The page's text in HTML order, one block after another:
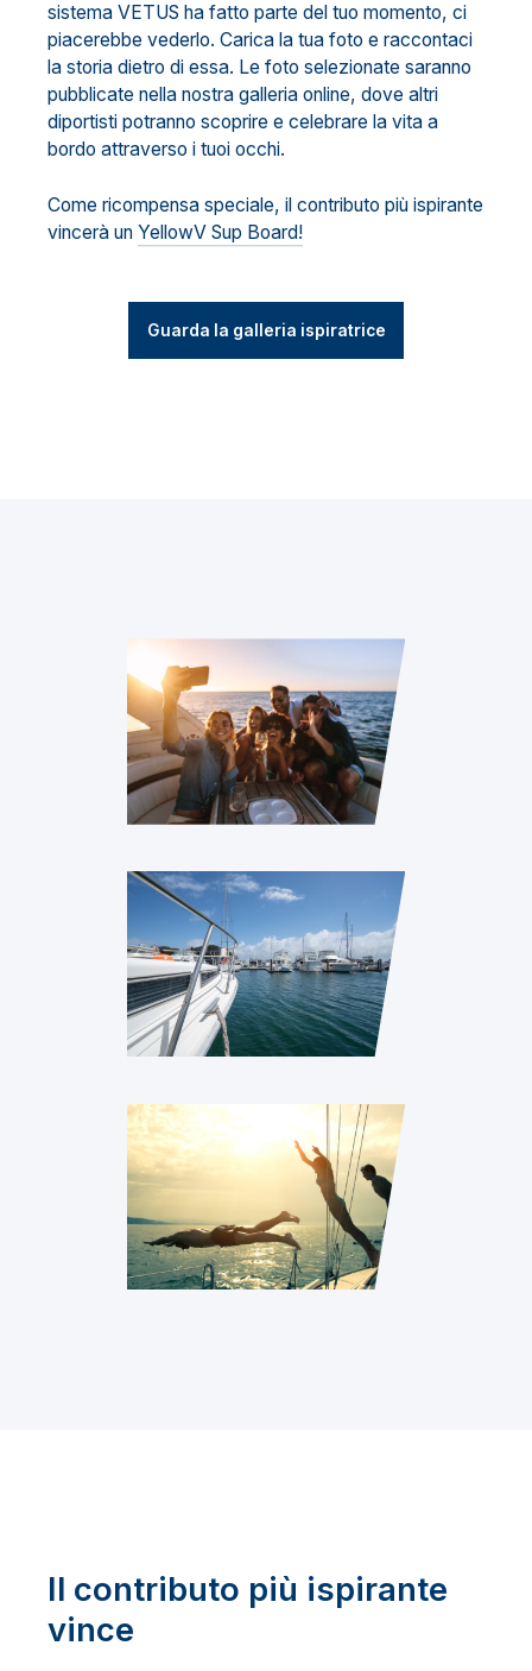
sistema VETUS ha fatto parte del tuo momento, ci
piacerebbe vederlo. Carica la tua foto e raccontaci
la storia dietro di essa. Le foto selezionate saranno
pubblicate nella nostra galleria online, dove altri
diportisti potranno scoprire e celebrare la vita a
bordo attraverso i tuoi occhi.
Come ricompensa speciale, il contributo più ispirante
vincerà un YellowV Sup Board!
Guarda la galleria ispiratrice
Il contributo più ispirante
vince